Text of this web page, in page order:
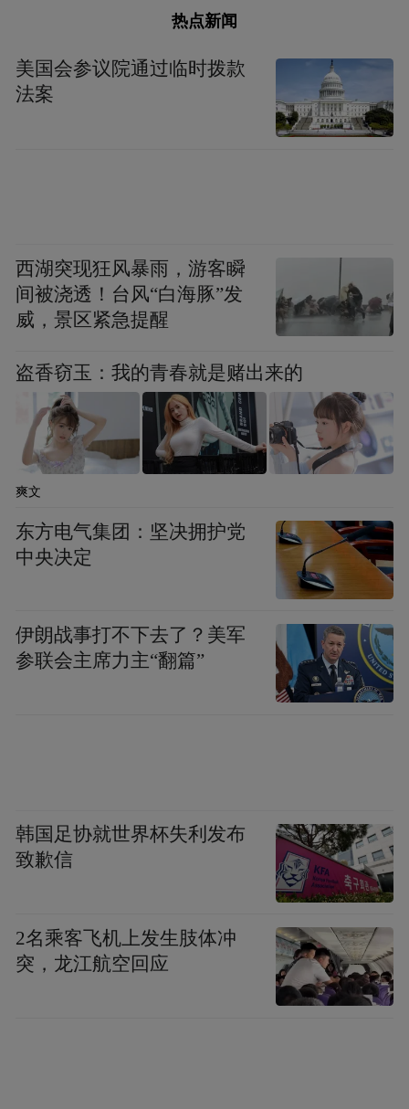
热点新闻
美国会参议院通过临时拨款
法案
西湖突现狂风暴雨，游客瞬
间被浇透！台风“白海豚”发
威，景区紧急提醒
盗香窃玉：我的青春就是赌出来的
爽文
东方电气集团：坚决拥护党
中央决定
伊朗战事打不下去了？美军
参联会主席力主“翻篇”
韩国足协就世界杯失利发布
致歉信
2名乘客飞机上发生肢体冲
突，龙江航空回应